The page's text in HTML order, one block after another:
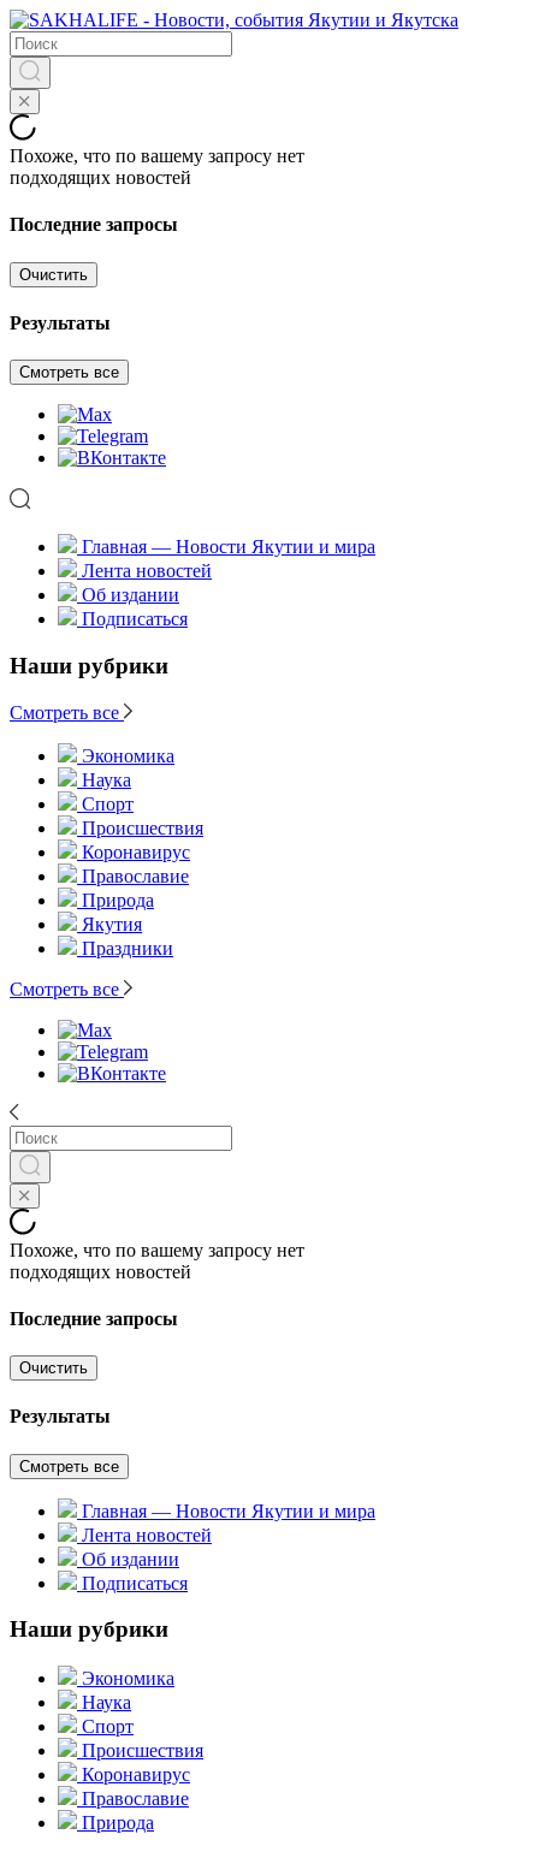
Похоже, что по вашему запросу нет
подходящих новостей
Последние запросы
Очистить
Результаты
Смотреть все
Главная — Новости Якутии и мира
Лента новостей
Об издании
Подписаться
Наши рубрики
Смотреть все
Экономика
Наука
Спорт
Происшествия
Коронавирус
Православие
Природа
Якутия
Праздники
Смотреть все
Похоже, что по вашему запросу нет
подходящих новостей
Последние запросы
Очистить
Результаты
Смотреть все
Главная — Новости Якутии и мира
Лента новостей
Об издании
Подписаться
Наши рубрики
Экономика
Наука
Спорт
Происшествия
Коронавирус
Православие
Природа